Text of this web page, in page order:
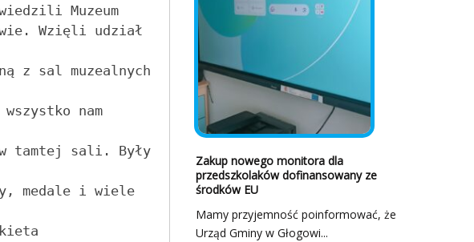
Muzeum
Wzięli udział
z sal muzealnych
nam
tamtej sali. Były
medale i wiele
Zakup nowego monitora dla
przedszkolaków dofinansowany ze
środków EU
Mamy przyjemność poinformować, że
Urząd Gminy w Głogowi...